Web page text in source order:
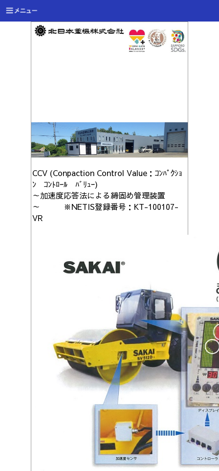
CCV (Conpaction Control Value：ｺﾝﾊﾟｸｼｮ
ﾝ ｺﾝﾄﾛｰﾙ ﾊﾞﾘｭｰ)
～加速度応答法による締固め管理装置
～ ※NETIS登録番号：KT-100107-
VR